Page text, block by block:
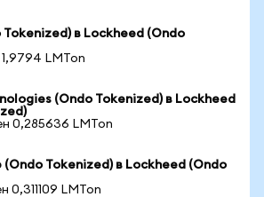
Tokenized) в Lockheed (Ondo
1,9794 LMTon
(Ondo Tokenized) в Lockheed
0,285636 LMTon
(Ondo Tokenized) в Lockheed (Ondo
0,311109 LMTon